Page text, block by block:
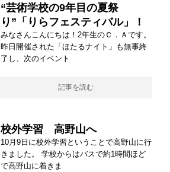
“芸術学校の9年目の夏祭
り”「りらフェスティバル」！
みなさんこんにちは！2年生のＣ．Ａです。
昨日開催された「ほたるナイト」も無事終
了し、次のイベント
記事を読む
校外学習 高野山へ
10月9日に校外学習ということで高野山に行
きました。 学校からはバスで約1時間ほど
で高野山に着きま